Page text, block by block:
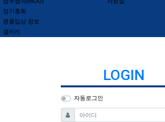
정기총회
콩쿨입상 정보
갤러리
LOGIN
자동로그인
아이디 필수